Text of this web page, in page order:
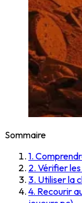
Sommaire
1.
2. Vérifier
3. Utiliser la
4. Recourir